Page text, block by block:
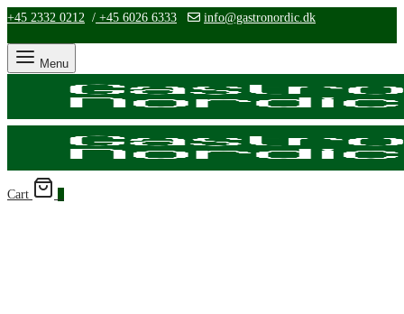
+45 2332 0212 / +45 6026 6333 info@gastronordic.dk
Menu
Cart